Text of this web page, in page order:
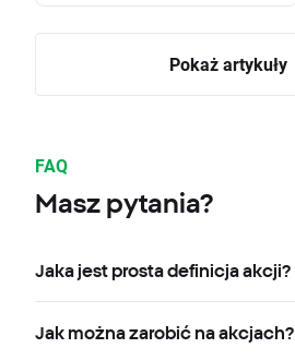
Pokaż artykuły
FAQ
Masz pytania?
Jaka jest prosta definicja akcji?
Jak można zarobić na akcjach?